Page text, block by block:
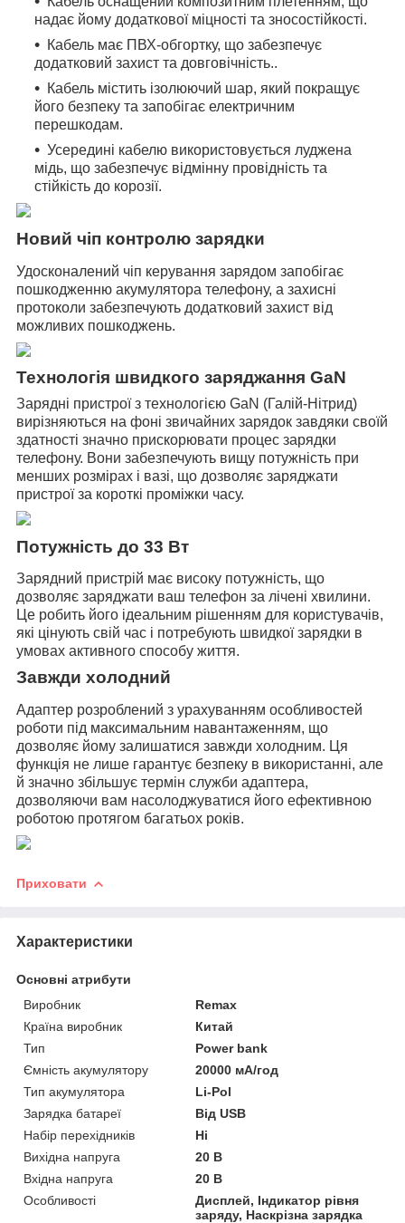
надає йому додаткової міцності та зносостійкості.
Кабель має ПВХ-обгортку, що забезпечує
додатковий захист та довговічність..
Кабель містить ізолюючий шар, який покращує
його безпеку та запобігає електричним
перешкодам.
Усередині кабелю використовується луджена
мідь, що забезпечує відмінну провідність та
стійкість до корозії.
Новий чіп контролю зарядки
Удосконалений чіп керування зарядом запобігає
пошкодженню акумулятора телефону, а захисні
протоколи забезпечують додатковий захист від
можливих пошкоджень.
Технологія швидкого заряджання GaN
Зарядні пристрої з технологією GaN (Галій-Нітрид)
вирізняються на фоні звичайних зарядок завдяки своїй
здатності значно прискорювати процес зарядки
телефону. Вони забезпечують вищу потужність при
менших розмірах і вазі, що дозволяє заряджати
пристрої за короткі проміжки часу.
Потужність до 33 Вт
Зарядний пристрій має високу потужність, що
дозволяє заряджати ваш телефон за лічені хвилини.
Це робить його ідеальним рішенням для користувачів,
які цінують свій час і потребують швидкої зарядки в
умовах активного способу життя.
Завжди холодний
Адаптер розроблений з урахуванням особливостей
роботи під максимальним навантаженням, що
дозволяє йому залишатися завжди холодним. Ця
функція не лише гарантує безпеку в використанні, але
й значно збільшує термін служби адаптера,
дозволяючи вам насолоджуватися його ефективною
роботою протягом багатьох років.
Приховати
Характеристики
Основні атрибути
Виробник
Remax
Країна виробник
Китай
Тип
Power bank
Ємність акумулятору
20000 мА/год
Тип акумулятора
Li-Pol
Зарядка батареї
Від USB
Набір перехідників
Ні
Вихідна напруга
20 В
Вхідна напруга
20 В
Особливості
Дисплей, Індикатор рівня
заряду, Наскрізна зарядка